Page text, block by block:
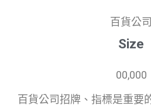
百貨公司
Size
00,000
百貨公司招牌、指標是重要